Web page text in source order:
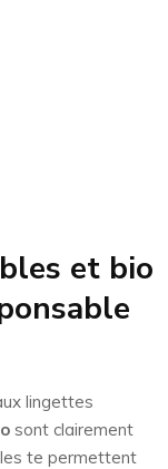
et bio
lingettes
sont clairement
te permettent